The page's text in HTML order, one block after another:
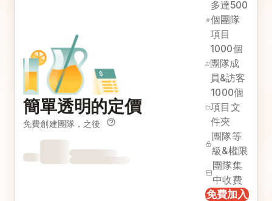
簡單透明的定價
免費創建團隊，之後
多達500
個團隊
項目
1000個
團隊成
員&訪客
1000個
項目文
件夾
團隊等
級&權限
團隊集
中收費
免費加入